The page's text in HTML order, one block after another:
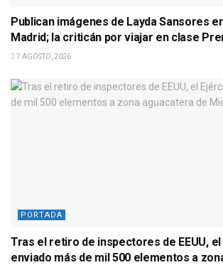
Publican imágenes de Layda Sansores
Madrid; la criticán por viajar en clase
7 AGOSTO, 2026
PORTADA
Tras el retiro de inspectores de EEUU,
enviado más de mil 500 elementos a